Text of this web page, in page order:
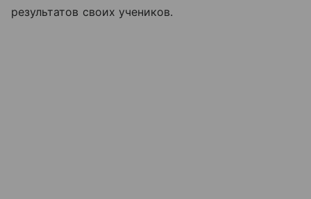
результатов своих учеников.